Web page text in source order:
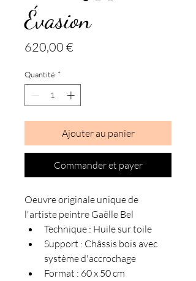
Évasion
620,00 €
Quantité *
Ajouter au panier
Commander et payer
Oeuvre originale unique de
l'artiste peintre Gaëlle Bel
Technique : Huile sur toile
Support : Châssis bois avec
système d'accrochage
Format : 60 x 50 cm